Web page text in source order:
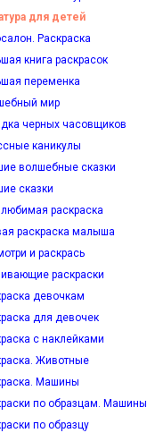
для детей
Раскраска
книга раскрасок
переменка
мир
черных часовщиков
каникулы
волшебные сказки
сказки
раскраска
раскраска малыша
и раскрась
раскраски
девочкам
для девочек
с наклейками
Животные
Машины
по образцам. Машины
по образцу